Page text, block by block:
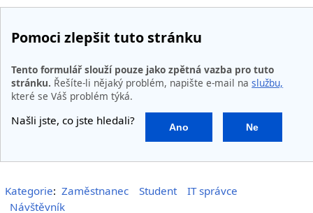
Pomoci zlepšit tuto stránku
Tento formulář slouží pouze jako zpětná vazba pro tuto
stránku. Řešíte-li nějaký problém, napište e-mail naslužbu,
které se Váš problém týká.
Našli jste, co jste hledali? Ano Ne
Kategorie: Zaměstnanec Student
IT správce
Návštěvník